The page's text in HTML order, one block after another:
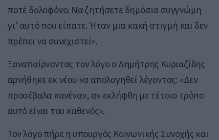
ποτέ δολοφόνο. Να ζητήσετε δημόσια συγγνώμη
γι’ αυτό που είπατε. Ήταν μια κακή στιγμή και δεν
πρέπει να συνεχιστεί».
Ξαναπαίρνοντας τον λόγο ο Δημήτρης Κυριαζίδης
αρνήθηκε εκ νέου να απολογηθεί λέγοντας: «Δεν
προσέβαλα κανέναν, αν εκλήφθη με τέτοιο τρόπο
αυτό είναι του καθενός».
Τον λόγο πήρε η υπουργός Κοινωνικής Συνοχής και